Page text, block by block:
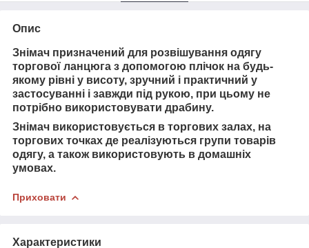
Опис
Знімач призначений для розвішування одягу
торгової ланцюга з допомогою плічок на будь-
якому рівні у висоту, зручний і практичний у
застосуванні і завжди під рукою, при цьому не
потрібно використовувати драбину.
Знімач використовується в торгових залах, на
торгових точках де реалізуються групи товарів
одягу, а також використовують в домашніх
умовах.
Приховати
Характеристики